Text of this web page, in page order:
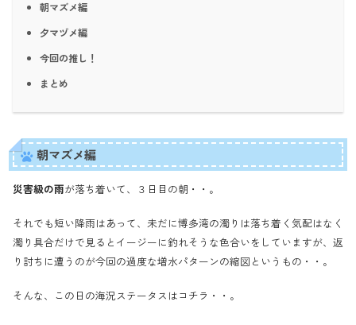
朝マズメ編
夕マヅメ編
今回の推し！
まとめ
朝マズメ編
災害級の雨が落ち着いて、３日目の朝・・。
それでも短い降雨はあって、未だに博多湾の濁りは落ち着く気配はなく
濁り具合だけで見るとイージーに釣れそうな色合いをしていますが、返
り討ちに遭うのが今回の過度な増水パターンの縮図というもの・・。
そんな、この日の海況ステータスはコチラ・・。